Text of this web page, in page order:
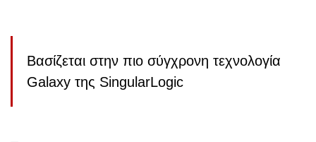
Bασίζεται στην πιο σύγχρονη τεχνολογία
Galaxy της SingularLogic